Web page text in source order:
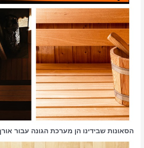
הסאונות שבידינו הן מערכת הגונה עבור